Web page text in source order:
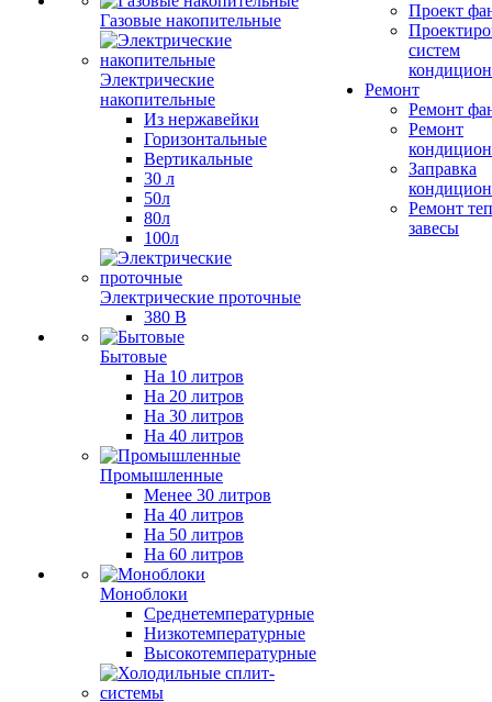
Газовые накопительные
Электрические
накопительные
Из нержавейки
Горизонтальные
Вертикальные
30 л
50л
80л
100л
Электрические проточные
380 В
Бытовые
На 10 литров
На 20 литров
На 30 литров
На 40 литров
Промышленные
Менее 30 литров
На 40 литров
На 50 литров
На 60 литров
Моноблоки
Среднетемпературные
Низкотемпературные
Высокотемпературные
Проект
систем
Ремонт
Ремонт
Ремонт
Заправка
Ремонт
завесы